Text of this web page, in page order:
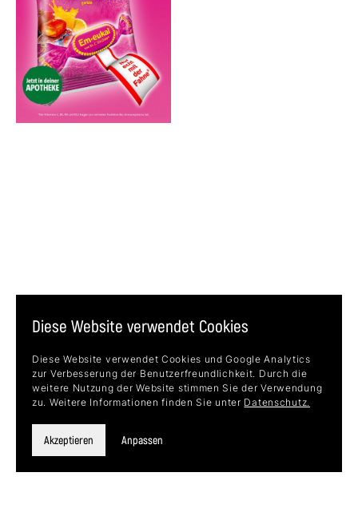
Diese Website verwendet Cookies
Diese Website verwendet Cookies und Google Analytics
zur Verbesserung der Benutzerfreundlichkeit. Durch die
weitere Nutzung der Website stimmen Sie der Verwendung
zu. Weitere Informationen finden Sie unter Datenschutz.
Akzeptieren Anpassen